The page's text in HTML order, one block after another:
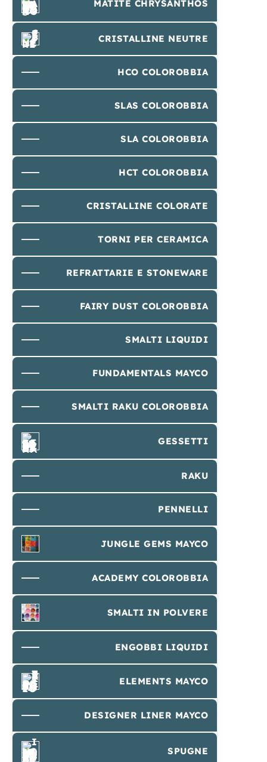
MATITE CHRYSANTHOS
CRISTALLINE NEUTRE
HCO COLOROBBIA
SLAS COLOROBBIA
SLA COLOROBBIA
HCT COLOROBBIA
CRISTALLINE COLORATE
TORNI PER CERAMICA
REFRATTARIE E STONEWARE
FAIRY DUST COLOROBBIA
SMALTI LIQUIDI
FUNDAMENTALS MAYCO
SMALTI RAKU COLOROBBIA
GESSETTI
RAKU
PENNELLI
JUNGLE GEMS MAYCO
ACADEMY COLOROBBIA
SMALTI IN POLVERE
ENGOBBI LIQUIDI
ELEMENTS MAYCO
DESIGNER LINER MAYCO
SPUGNE